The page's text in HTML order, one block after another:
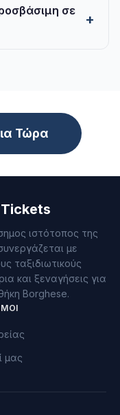
σε
Τώρα
ιστότοπος της
με
ταξιδιωτικούς
και ξεναγήσεις για
Borghese.
μας